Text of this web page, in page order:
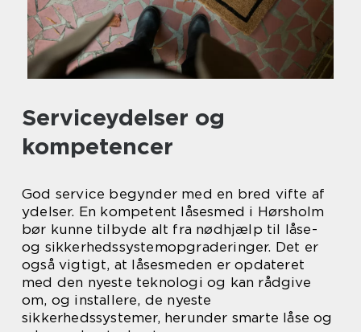
Serviceydelser og
kompetencer
God service begynder med en bred vifte af
ydelser. En kompetent låsesmed i Hørsholm
bør kunne tilbyde alt fra nødhjælp til låse-
og sikkerhedssystemopgraderinger. Det er
også vigtigt, at låsesmeden er opdateret
med den nyeste teknologi og kan rådgive
om, og installere, de nyeste
sikkerhedssystemer, herunder smarte låse og